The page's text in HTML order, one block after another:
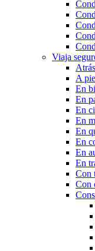
Viaja
Atrás
A pie
En
En
En
En
En
En
En
En
Con
Con